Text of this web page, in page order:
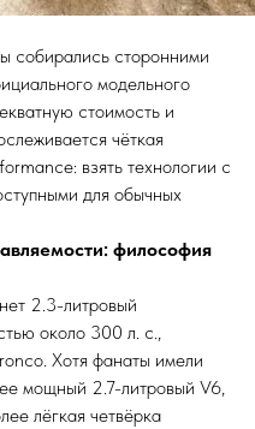
собирались сторонними
модельного
стоимость и
чёткая
взять технологии с
для обычных
философия
2.3-литровый
около 300 л. с.,
Хотя фанаты имели
мощный 2.7-литровый V6,
лёгкая четвёрка